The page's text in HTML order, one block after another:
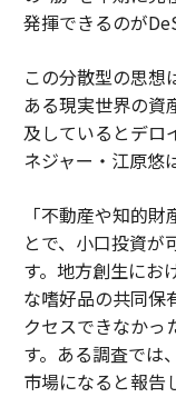
発揮できるのが
この分散型の思想
ある現実世界の資
及しているとデロ
ネジャー・江原悠
「不動産や知的
とで、小口投資が
す。地方創生にお
な嗜好品の共同保
クセスできなかっ
す。ある調査では
市場になると報告